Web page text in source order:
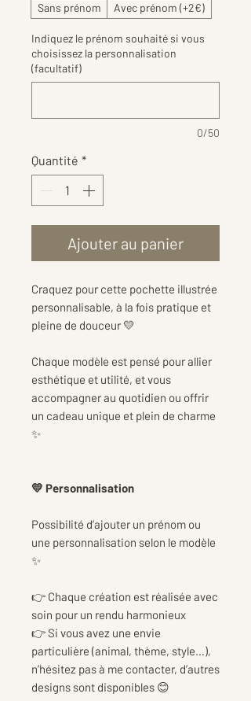
Sans prénom
Avec prénom (+2€)
Indiquez le prénom souhaité si vous
choisissez la personnalisation
(facultatif)
0/50
Quantité *
Ajouter au panier
Craquez pour cette pochette illustrée
personnalisable, à la fois pratique et
pleine de douceur 💛
Chaque modèle est pensé pour allier
esthétique et utilité, et vous
accompagner au quotidien ou offrir
un cadeau unique et plein de charme
✨
💛 Personnalisation
Possibilité d’ajouter un prénom ou
une personnalisation selon le modèle
✨
👉 Chaque création est réalisée avec
soin pour un rendu harmonieux
👉 Si vous avez une envie
particulière (animal, thème, style…),
n’hésitez pas à me contacter, d’autres
designs sont disponibles 😊